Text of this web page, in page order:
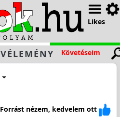
Likes
VÉLEMÉNY Követéseim
Forrást nézem, kedvelem ott